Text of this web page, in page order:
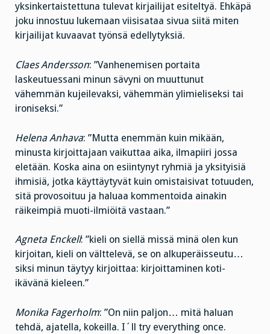
yksinkertaistettuna tulevat kirjailijat esiteltyä. Ehkäpä
joku innostuu lukemaan viisisataa sivua siitä miten
kirjailijat kuvaavat työnsä edellytyksiä.
Claes Andersson: ”Vanhenemisen portaita
laskeutuessani minun sävyni on muuttunut
vähemmän kujeilevaksi, vähemmän ylimieliseksi tai
ironiseksi.”
Helena Anhava: ”Mutta enemmän kuin mikään,
minusta kirjoittajaan vaikuttaa aika, ilmapiiri jossa
eletään. Koska aina on esiintynyt ryhmiä ja yksityisiä
ihmisiä, jotka käyttäytyvät kuin omistaisivat totuuden,
sitä provosoituu ja haluaa kommentoida ainakin
räikeimpiä muoti-ilmiöitä vastaan.”
Agneta Enckell: ”kieli on siellä missä minä olen kun
kirjoitan, kieli on välttelevä, se on alkuperäisseutu…
siksi minun täytyy kirjoittaa: kirjoittaminen koti-
ikävänä kieleen.”
Monika Fagerholm: ”On niin paljon… mitä haluan
tehdä, ajatella, kokeilla. I´ll try everything once.